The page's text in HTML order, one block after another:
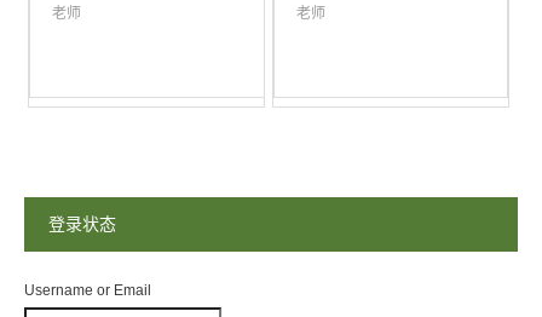
老师 老师
登录状态
Username or Email